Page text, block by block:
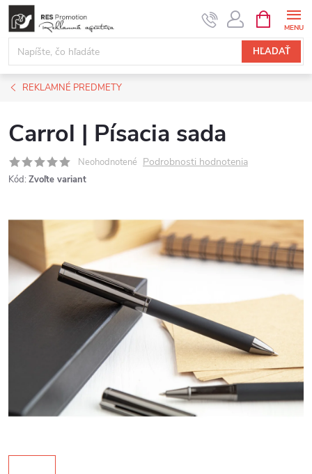
Prejsť
obsah
HĽADAŤ
KOŠÍK
REKLAMNÉ PREDMETY
Carrol | Písacia sada
Neohodnotené Podrobnosti hodnotenia
Kód: Zvoľte variant